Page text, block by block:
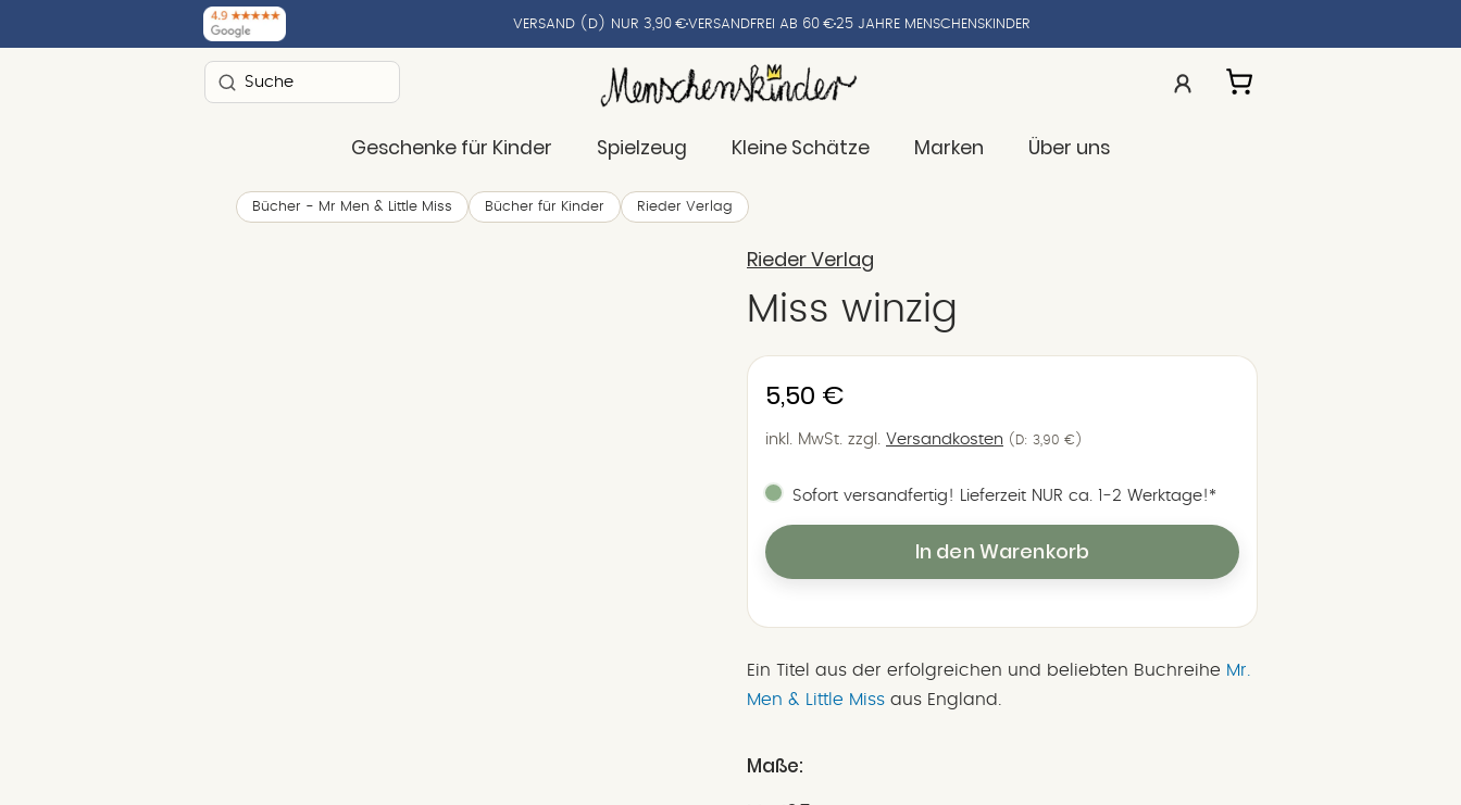
VERSAND (D) NUR 3,90 €VERSANDFREI AB 60 € 25 JAHRE MENSCHENSKINDER
Suchen
Geschenke für Kinder Spielzeug Kleine Schätze Marken Über uns
Bücher - Mr Men & Little Miss Bücher für Kinder Rieder Verlag
Rieder Verlag
Miss winzig
Normaler
5,50 €
inkl. MwSt. zzgl. Versandkosten (D: 3,90 €)
Sofort versandfertig! Lieferzeit NUR ca. 1‑2 Werktage!*
In den Warenkorb
Ein Titel aus der erfolgreichen und beliebten Buchreihe Mr.
Men & Little Miss aus England.
Maße: